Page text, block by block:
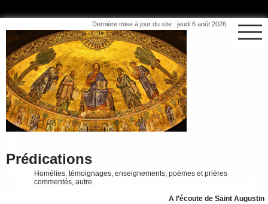
Dernière mise à jour du site : jeudi 6 août 2026
Prédications
Homélies, témoignages, enseignements, poèmes et prières
commentés, autre
A l’écoute de Saint Augustin